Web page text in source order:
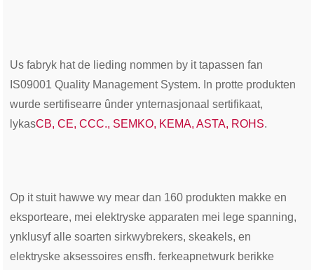
Us fabryk hat de lieding nommen by it tapassen fan
IS09001 Quality Management System. In protte produkten
wurde sertifisearre ûnder ynternasjonaal sertifikaat,
lykasCB, CE, CCC., SEMKO, KEMA, ASTA, ROHS.
Op it stuit hawwe wy mear dan 160 produkten makke en
eksporteare, mei elektryske apparaten mei lege spanning,
ynklusyf alle soarten sirkwybrekers, skeakels, en
elektryske aksessoires ensfh. ferkeapnetwurk berikke